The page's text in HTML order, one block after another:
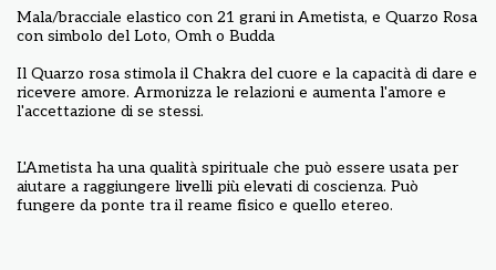
Mala/bracciale elastico con 21 grani in Ametista, e Quarzo Rosa
con simbolo del Loto, Omh o Budda
Il Quarzo rosa stimola il Chakra del cuore e la capacità di dare e
ricevere amore. Armonizza le relazioni e aumenta l'amore e
l'accettazione di se stessi.
L'Ametista ha una qualità spirituale che può essere usata per
aiutare a raggiungere livelli più elevati di coscienza. Può
fungere da ponte tra il reame fisico e quello etereo.